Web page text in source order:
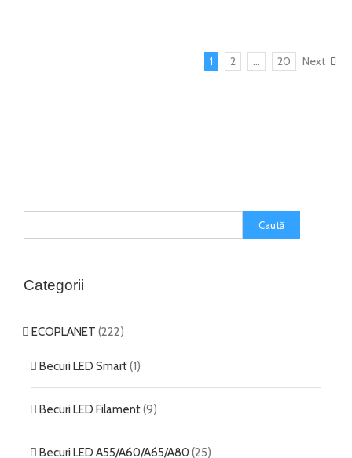
1 2 20 Next
Categorii
ECOPLANET (222)
Becuri LED Smart(1)
Becuri LED Filament(9)
Becuri LED A55/A60/A65/A80 (25)